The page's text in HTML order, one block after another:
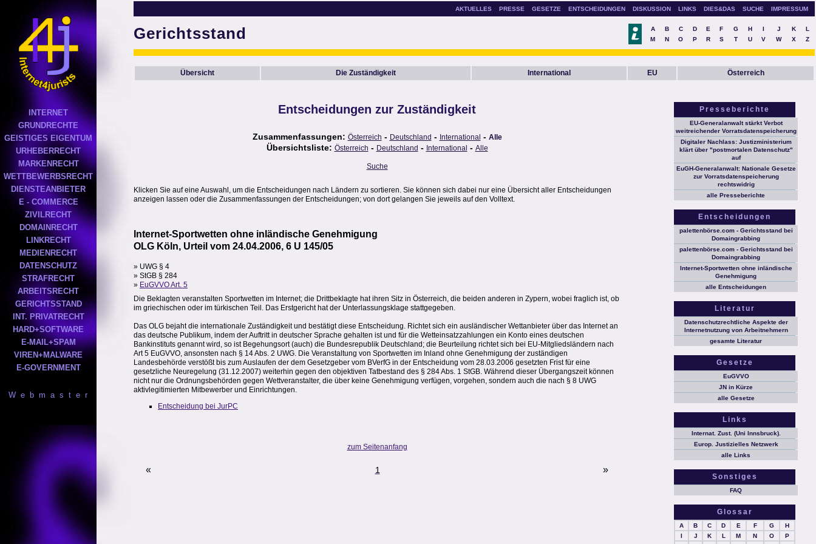
INTERNET
GRUNDRECHTE
GEISTIGES EIGENTUM
URHEBERRECHT
MARKENRECHT
WETTBEWERBSRECHT
DIENSTEANBIETER
E - COMMERCE
ZIVILRECHT
DOMAINRECHT
LINKRECHT
MEDIENRECHT
DATENSCHUTZ
STRAFRECHT
ARBEITSRECHT
GERICHTSSTAND
INT. PRIVATRECHT
HARD+SOFTWARE
E-MAIL+SPAM
VIREN+MALWARE
E-GOVERNMENT
W e b m a s t e r
AKTUELLES PRESSE GESETZE ENTSCHEIDUNGEN DISKUSSION LINKS DIES&DAS SUCHE IMPRESSUM
Gerichtsstand A B C D E F G H I J K
L
M
N O P R S T U V W X Z
Übersicht Die Zuständigkeit International EU Österreich
Entscheidungen zur Zuständigkeit
Zusammenfassungen: Österreich - Deutschland - International - Alle
Übersichtsliste: Österreich - Deutschland - International - Alle
Suche
Klicken Sie auf eine Auswahl, um die Entscheidungen nach Ländern zu sortieren. Sie können sich dabei nur eine Übersicht aller Entscheidungen
anzeigen lassen oder die Zusammenfassungen der Entscheidungen; von dort gelangen Sie jeweils auf den Volltext.
Internet-Sportwetten ohne inländische Genehmigung
OLG Köln, Urteil vom 24.04.2006, 6 U 145/05
» UWG § 4
» StGB § 284
» EuGVVO Art. 5
Die Beklagten veranstalten Sportwetten im Internet; die Drittbeklagte hat ihren Sitz in Österreich, die beiden anderen in Zypern, wobei fraglich ist, ob
im griechischen oder im türkischen Teil. Das Erstgericht hat der Unterlassungsklage stattgegeben.
Das OLG bejaht die internationale Zuständigkeit und bestätigt diese Entscheidung. Richtet sich ein ausländischer Wettanbieter über das Internet an
das deutsche Publikum, indem der Auftritt in deutscher Sprache gehalten ist und für die Wetteinsatzzahlungen ein Konto eines deutschen
Bankinstituts genannt wird, so ist Begehungsort (auch) die Bundesrepublik Deutschland; die Beurteilung richtet sich bei EU-Mitgliedsländern nach
Art 5 EuGVVO, ansonsten nach § 14 Abs. 2 UWG. Die Veranstaltung von Sportwetten im Inland ohne Genehmigung der zuständigen
Landesbehörde verstößt bis zum Auslaufen der dem Gesetzgeber vom BVerfG in der Entscheidung vom 28.03.2006 gesetzten Frist für eine
gesetzliche Neuregelung (31.12.2007) weiterhin gegen den objektiven Tatbestand des § 284 Abs. 1 StGB. Während dieser Übergangszeit können
nicht nur die Ordnungsbehörden gegen Wettveranstalter, die über keine Genehmigung verfügen, vorgehen, sondern auch die nach § 8 UWG
aktivlegitimierten Mitbewerber und Einrichtungen.
Entscheidung bei JurPC
zum Seitenanfang
« 1 »
Presseberichte
EU-Generalanwalt stärkt Verbot
weitreichender Vorratsdatenspeicherung
Digitaler Nachlass: Justizministerium
klärt über "postmortalen Datenschutz"
auf
EuGH-Generalanwalt: Nationale Gesetze
zur Vorratsdatenspeicherung
rechtswidrig
alle Presseberichte
Entscheidungen
palettenbörse.com - Gerichtsstand bei
Domaingrabbing
palettenbörse.com - Gerichtsstand bei
Domaingrabbing
Internet-Sportwetten ohne inländische
Genehmigung
alle Entscheidungen
Literatur
Datenschutzrechtliche Aspekte der
Internetnutzung von Arbeitnehmern
gesamte Literatur
Gesetze
EuGVVO
JN in Kürze
alle Gesetze
Links
Internat. Zust. (Uni Innsbruck).
Europ. Justizielles Netzwerk
alle Links
Sonstiges
FAQ
Glossar
A B C D E F G
H
I
J K L M N O
P